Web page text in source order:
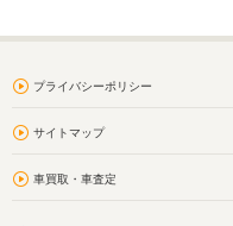
プライバシーポリシー
サイトマップ
車買取・車査定